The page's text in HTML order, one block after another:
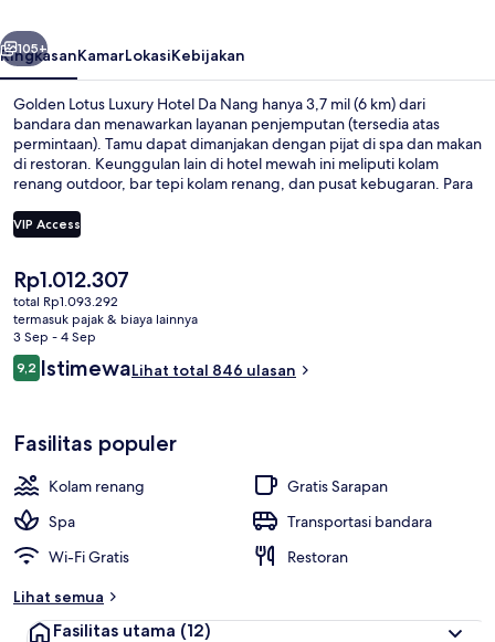
Nang
Berikutnya
105+
RingkasanKamarLokasiKebijakan
Golden Lotus Luxury Hotel Da Nang hanya 3,7 mil (6 km) dari
bandara dan menawarkan layanan penjemputan (tersedia atas
permintaan). Tamu dapat dimanjakan dengan pijat di spa dan makan
di restoran. Keunggulan lain di hotel mewah ini meliputi kolam
renang outdoor, bar tepi kolam renang, dan pusat kebugaran. Para
VIP Access
Harga
saat
ini
Rp1.012.307
Rp1.012.307
total Rp1.093.292
termasuk pajak & biaya lainnya
3 Sep - 4 Sep
Ulasan
9,29,2 dari 10
IstimewaLihat total 846 ulasan
Fasilitas populer
Kolam renang
Gratis Sarapan
Spa
Transportasi bandara
Wi-Fi Gratis
Restoran
Lihat semua
Fasilitas utama (12)